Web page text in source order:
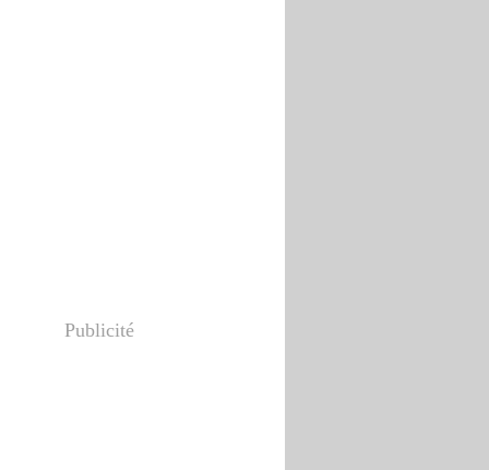
Publicité